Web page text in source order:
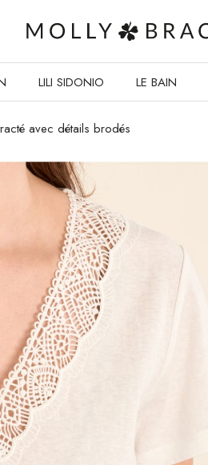
LILI SIDONIO LE BAIN
avec détails brodés